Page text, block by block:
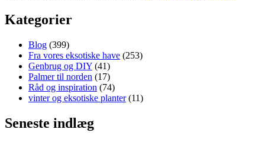
Kategorier
Blog (399)
Fra vores eksotiske have (253)
Genbrug og DIY (41)
Palmer til norden (17)
Råd og inspiration (74)
vinter og eksotiske planter(11)
Seneste indlæg